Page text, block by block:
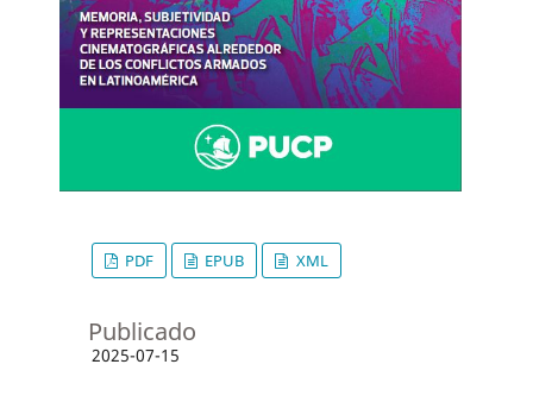
PDF EPUB XML
Publicado
2025-07-15